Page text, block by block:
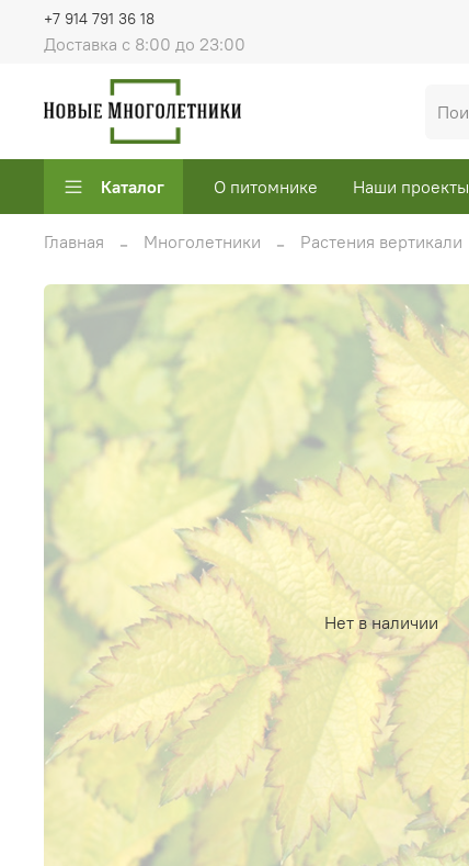
Доставка с 8:00 до 23:00
+7 914 791 36 18
Каталог О питомнике Наши проекты
Главная Многолетники Растения вертикали
Нет в наличии